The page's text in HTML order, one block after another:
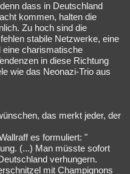
dass in Deutschland
kommen, halten die
Zu hoch sind die
stabile Netzwerke, eine
eine charismatische
in diese Richtung
wie das Neonazi-Trio aus
das merkt jeder, der
es formuliert: "
(...) Man müsste sofort
verhungern.
mit Champignons